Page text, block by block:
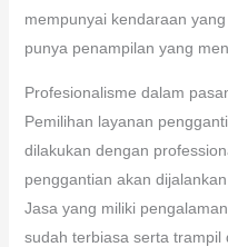
mempunyai kendaraan
punya penampilan yang
Profesionalisme dalam
Pemilihan layanan
dilakukan dengan
penggantian akan
Jasa yang miliki
sudah terbiasa serta trampil